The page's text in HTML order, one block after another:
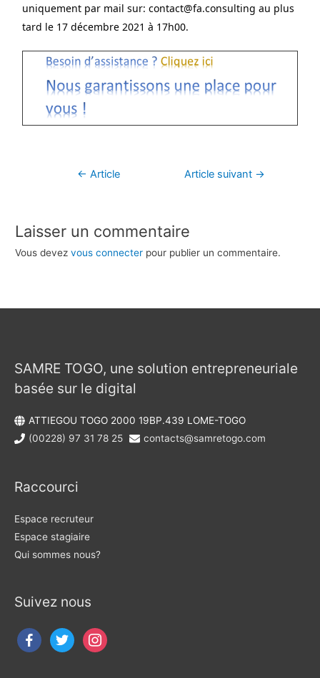
uniquement par mail sur: contact@fa.consulting au plus
tard le 17 décembre 2021 à 17h00.
← Article
Article suivant →
Laisser un commentaire
Vous devezvous connecter pour publier un commentaire.
SAMRE TOGO, une solution entrepreneuriale
basée sur le digital
ATTIEGOU TOGO 2000 19BP.439 LOME-TOGO
(00228) 97 31 78 25
contacts@samretogo.com
Raccourci
Espace recruteur
Espace stagiaire
Qui sommes nous?
Suivez nous